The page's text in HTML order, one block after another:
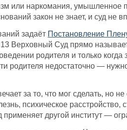
или наркомания, умышленное
закон не знает, и суд не
задаёт Постановление
Суд прямо
родителя и только
родителя недостаточно —
за то, что мог сделать, но
психическое
другой институт —